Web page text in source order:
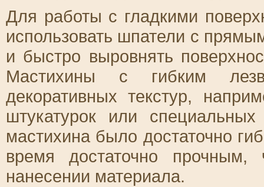
Для работы с гладкими
использовать шпатели с
и быстро выровнять
Мастихины с гибким
декоративных текстур,
штукатурок или
мастихина было достаточно
время достаточно
нанесении материала.